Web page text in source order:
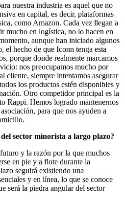
nuestra industria es aquel que no
en capital, es decir, plataformas
como Amazon. Cada vez llegan a
mucho en logística, no lo hacen en
aunque han iniciado algunos
el hecho de que Iconn tenga esta
porque donde realmente marcamos
nos preocupamos mucho por
cliente, siempre intentamos asegurar
los productos estén disponibles y
Otro competidor principal es la
Rappi. Hemos logrado mantenernos
para que nos ayuden a
sector minorista a largo plazo?
y la razón por la que muchos
en pie y a flote durante la
seguirá existiendo una
y en línea, lo que se conoce
será la piedra angular del sector